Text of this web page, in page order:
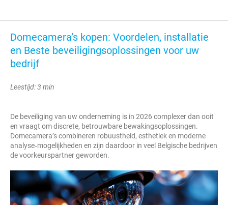
Domecamera’s kopen: Voordelen, installatie
en Beste beveiligingsoplossingen voor uw
bedrijf
Leestijd: 3 min
De beveiliging van uw onderneming is in 2026 complexer dan ooit
en vraagt om discrete, betrouwbare bewakingsoplossingen.
Domecamera’s combineren robuustheid, esthetiek en moderne
analyse‑mogelijkheden en zijn daardoor in veel Belgische bedrijven
de voorkeurspartner geworden.